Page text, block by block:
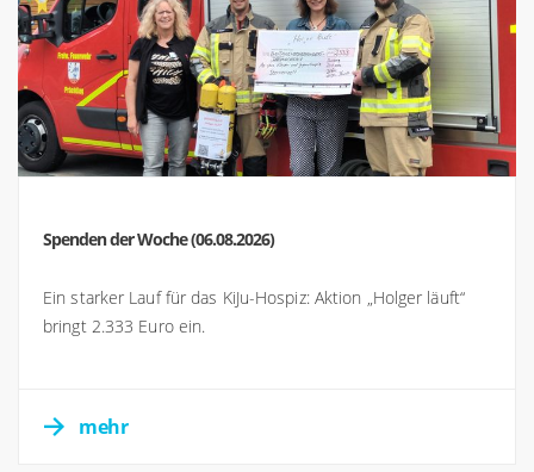
Spenden der Woche (06.08.2026)
Ein starker Lauf für das KiJu-Hospiz: Aktion „Holger läuft“
bringt 2.333 Euro ein.
mehr